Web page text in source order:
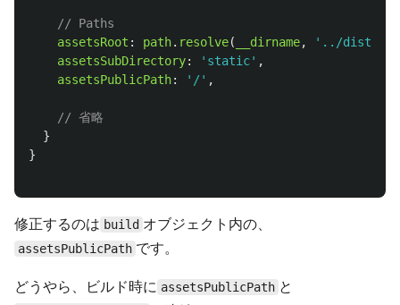
// Paths
assetsRoot : path. resolve( __dirname, ' ../dist
assetsSubDirectory: ' static' ,
assetsPublicPath: ' /' ,
// 省略
}
}
修正するのは build オブジェクト内の、
assetsPublicPath です。
どうやら、ビルド時に assetsPublicPath と